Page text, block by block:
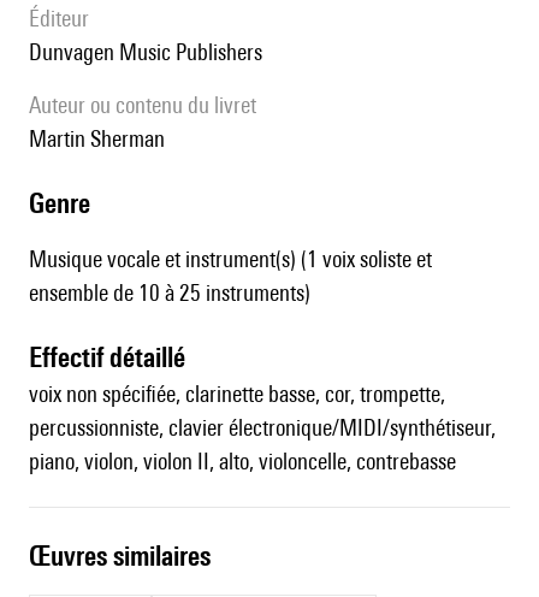
éditeur
Dunvagen Music Publishers
Auteur ou contenu du livret
Martin Sherman
genre
Musique vocale et instrument(s) (1 voix soliste et
ensemble de 10 à 25 instruments)
effectif détaillé
voix non spécifiée, clarinette basse, cor, trompette,
percussionniste, clavier électronique/MIDI/synthétiseur,
piano, violon, violon II, alto, violoncelle, contrebasse
œuvres similaires